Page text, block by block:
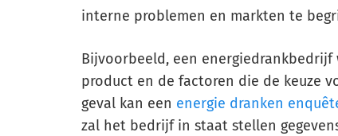
interne problemen en markten te
Bijvoorbeeld, een
product en de factoren die de keuze
geval kan een energie dranken
zal het bedrijf in staat stellen